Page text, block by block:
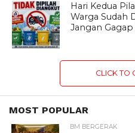
Hari Kedua
Warga Sudah
Jangan
CLICK TO
MOST POPULAR
BM BERGERAK